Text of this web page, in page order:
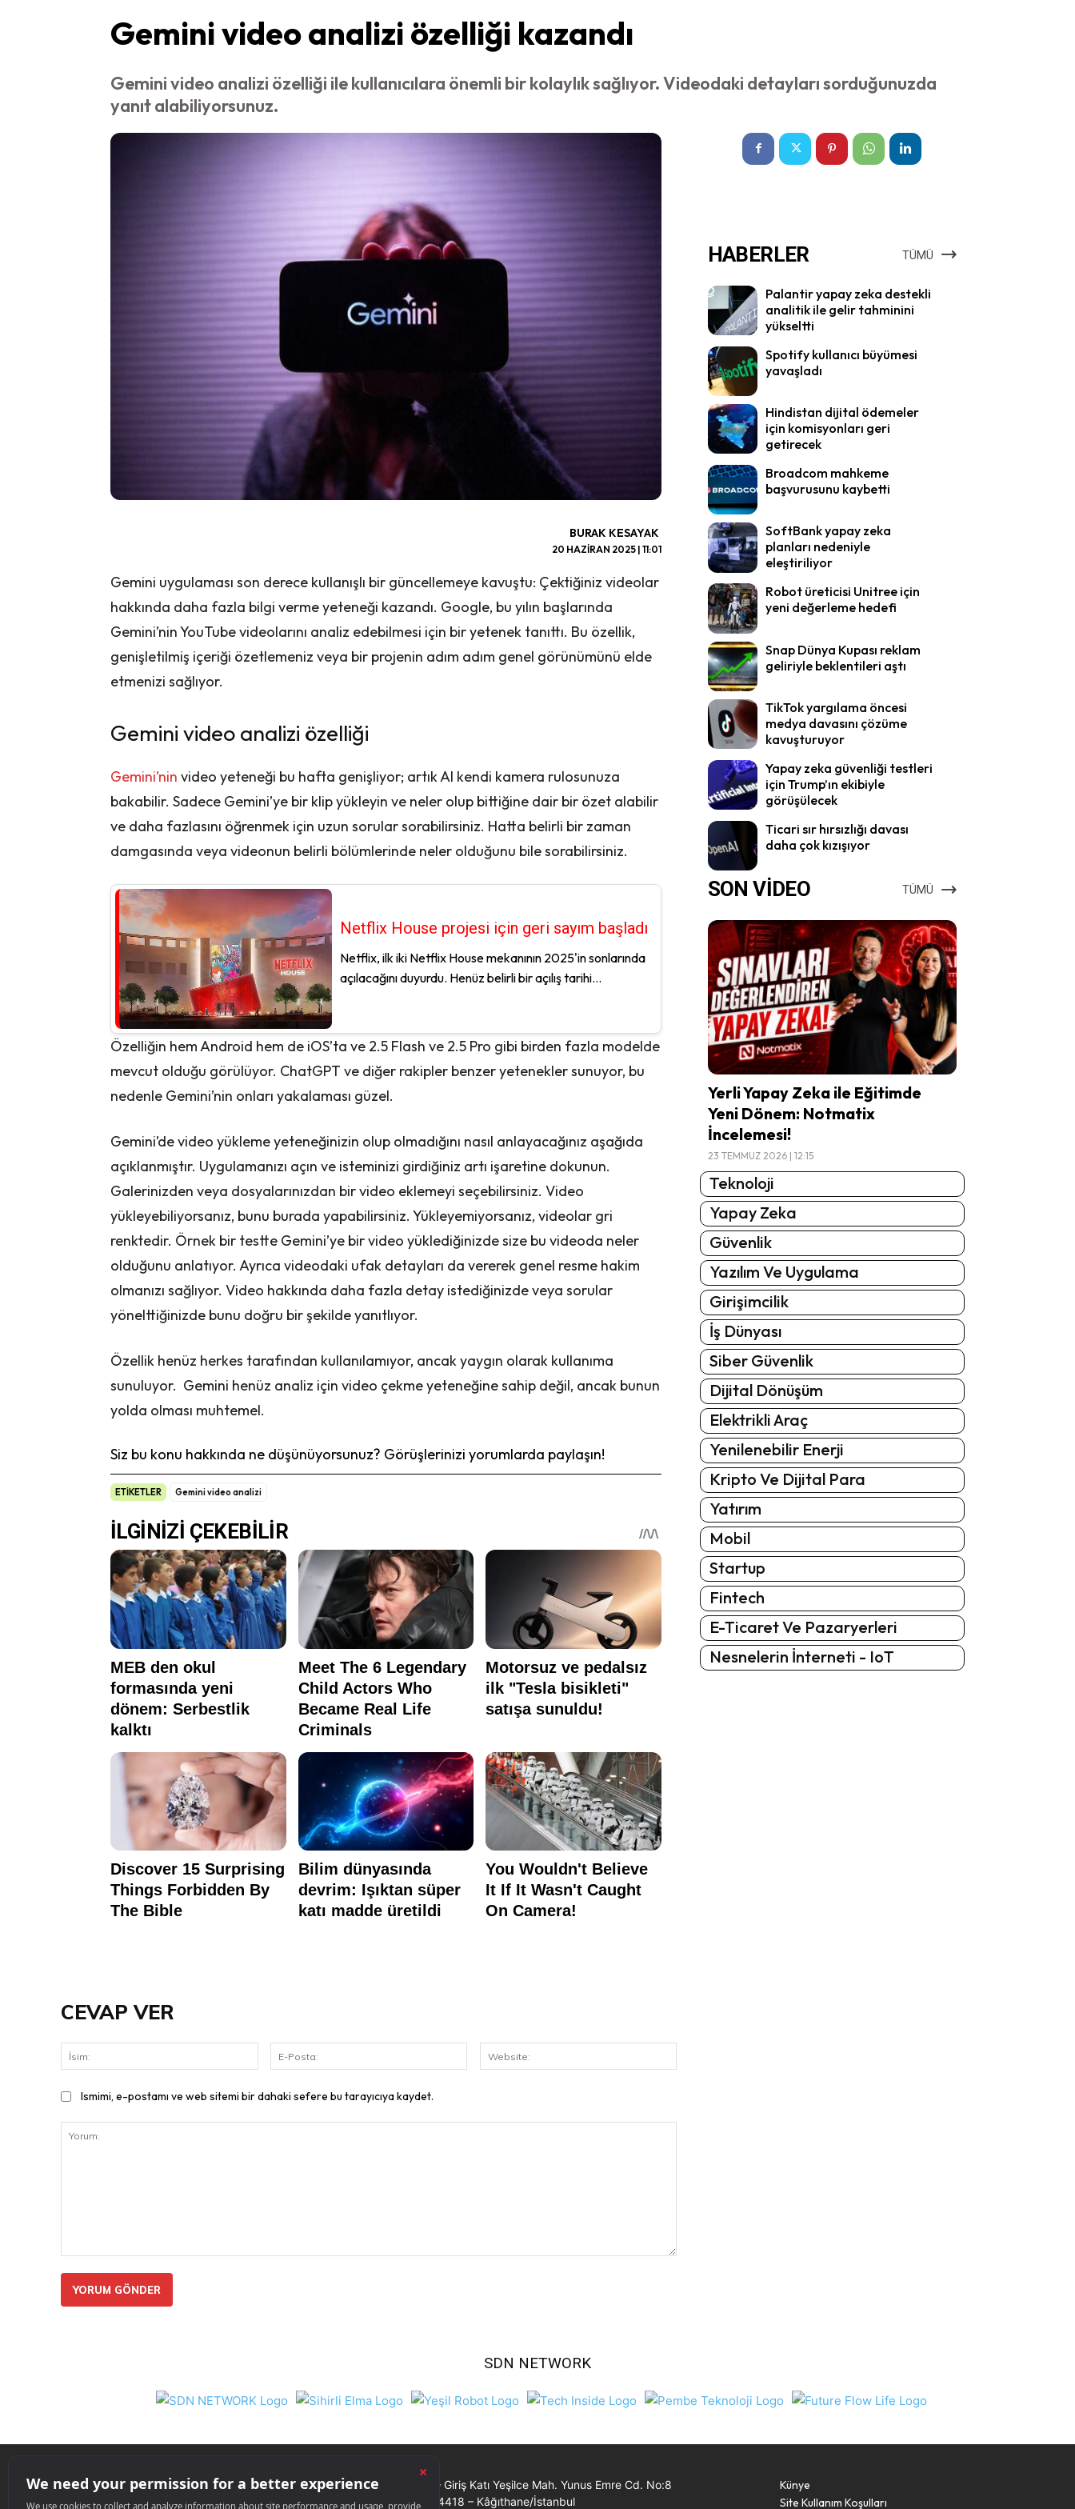
Gemini video analizi özelliği kazandı
Gemini video analizi özelliği ile kullanıcılara önemli bir kolaylık sağlıyor. Videodaki detayları sorduğunuzda
yanıt alabiliyorsunuz.
BURAK KESAYAK
20 HAZIRAN 2025 | 11:01
Gemini uygulaması son derece kullanışlı bir güncellemeye kavuştu: Çektiğiniz videolar
hakkında daha fazla bilgi verme yeteneği kazandı. Google, bu yılın başlarında
Gemini’nin YouTube videolarını analiz edebilmesi için bir yetenek tanıttı. Bu özellik,
genişletilmiş içeriği özetlemeniz veya bir projenin adım adım genel görünümünü elde
etmenizi sağlıyor.
Gemini video analizi özelliği
Gemini’nin video yeteneği bu hafta genişliyor; artık AI kendi kamera rulosunuza
bakabilir. Sadece Gemini’ye bir klip yükleyin ve neler olup bittiğine dair bir özet alabilir
ve daha fazlasını öğrenmek için uzun sorular sorabilirsiniz. Hatta belirli bir zaman
damgasında veya videonun belirli bölümlerinde neler olduğunu bile sorabilirsiniz.
Netflix House projesi için geri sayım başladı
Netflix, ilk iki Netflix House mekanının 2025'in sonlarında
açılacağını duyurdu. Henüz belirli bir açılış tarihi...
Özelliğin hem Android hem de iOS’ta ve 2.5 Flash ve 2.5 Pro gibi birden fazla modelde
mevcut olduğu görülüyor. ChatGPT ve diğer rakipler benzer yetenekler sunuyor, bu
nedenle Gemini’nin onları yakalaması güzel.
Gemini’de video yükleme yeteneğinizin olup olmadığını nasıl anlayacağınız aşağıda
açıklanmıştır. Uygulamanızı açın ve isteminizi girdiğiniz artı işaretine dokunun.
Galerinizden veya dosyalarınızdan bir video eklemeyi seçebilirsiniz. Video
yükleyebiliyorsanız, bunu burada yapabilirsiniz. Yükleyemiyorsanız, videolar gri
renktedir. Örnek bir testte Gemini’ye bir video yüklediğinizde size bu videoda neler
olduğunu anlatıyor. Ayrıca videodaki ufak detayları da vererek genel resme hakim
olmanızı sağlıyor. Video hakkında daha fazla detay istediğinizde veya sorular
yönelttiğinizde bunu doğru bir şekilde yanıtlıyor.
Özellik henüz herkes tarafından kullanılamıyor, ancak yaygın olarak kullanıma
sunuluyor. Gemini henüz analiz için video çekme yeteneğine sahip değil, ancak bunun
yolda olması muhtemel.
Siz bu konu hakkında ne düşünüyorsunuz? Görüşlerinizi yorumlarda paylaşın!
ETİKETLER Gemini video analizi
HABERLER TÜMÜ
Palantir yapay zeka destekli
analitik ile gelir tahminini
yükseltti
Spotify kullanıcı büyümesi
yavaşladı
Hindistan dijital ödemeler
için komisyonları geri
getirecek
Broadcom mahkeme
başvurusunu kaybetti
SoftBank yapay zeka
planları nedeniyle
eleştiriliyor
Robot üreticisi Unitree için
yeni değerleme hedefi
Snap Dünya Kupası reklam
geliriyle beklentileri aştı
TikTok yargılama öncesi
medya davasını çözüme
kavuşturuyor
Yapay zeka güvenliği testleri
için Trump’ın ekibiyle
görüşülecek
Ticari sır hırsızlığı davası
daha çok kızışıyor
SON VİDEO TÜMÜ
Yerli Yapay Zeka ile Eğitimde
Yeni Dönem: Notmatix
İncelemesi!
23 TEMMUZ 2026 | 12:15
Teknoloji
Yapay Zeka
Güvenlik
Yazılım Ve Uygulama
Girişimcilik
İş Dünyası
Siber Güvenlik
Dijital Dönüşüm
Elektrikli Araç
Yenilenebilir Enerji
Kripto Ve Dijital Para
Yatırım
Mobil
Startup
Fintech
E-Ticaret Ve Pazaryerleri
Nesnelerin İnterneti - IoT
CEVAP VER
Posta:
Ismimi, e-postamı ve web sitemi bir dahaki sefere bu tarayıcıya kaydet.
SDN NETWORK
Nil Ticaret Merkezi – Giriş Katı Yeşilce Mah. Yunus Emre Cd. No:8
34418 – Kâğıthane/İstanbul
Künye
Site Kullanım Koşulları